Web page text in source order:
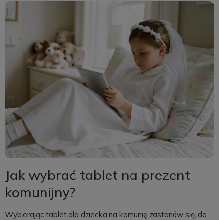
Jak wybrać tablet na prezent
komunijny?
Wybierając tablet dla dziecka na komunię zastanów się, do